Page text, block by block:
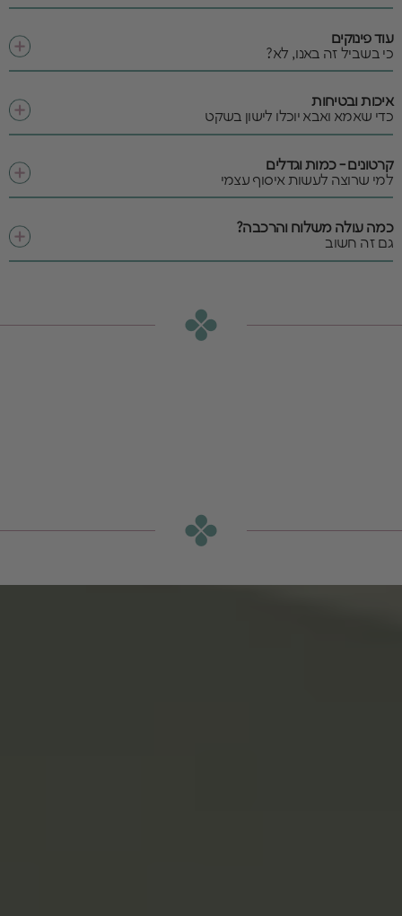
עוד פינוקים
כי בשביל זה באנו, לא?
איכות ובטיחות
כדי שאמא ואבא יוכלו לישון בשקט
קרטונים - כמות וגדלים
למי שרוצה לעשות איסוף עצמי
כמה עולה משלוח והרכבה?
גם זה חשוב